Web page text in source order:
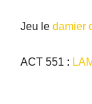
Jeu le damier
ACT 551 :